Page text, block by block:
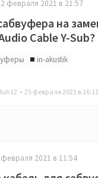
февраля 2021 в 21:57
на
Cable Y-Sub?
in-akustik
•25 февраля 2021 в 16:11
2021 в 11:54